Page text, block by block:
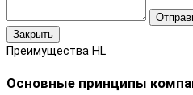
Закрыть
Преимущества HL
Основные принципы